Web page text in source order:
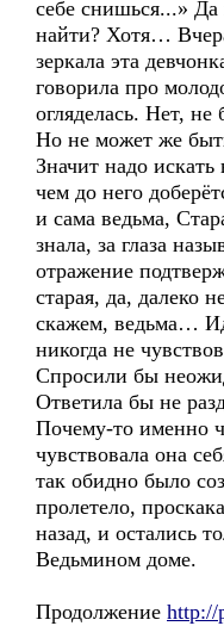
себе снишься...» Да
найти? Хотя…
зеркала эта
говорила про
огляделась. Нет, не
Но не может же
Значит надо
чем до него
и сама ведьма,
знала, за глаза
отражение
старая, да, далеко
скажем, ведьма…
никогда не
Спросили бы
Ответила бы не
Почему-то именно
чувствовала она
так обидно было
пролетело,
назад, и остались
Ведьмином доме.
Продолжение http://